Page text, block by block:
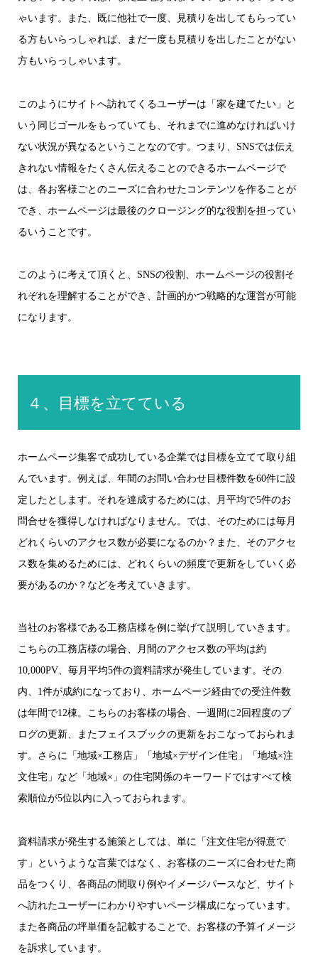
ゃいます。また、既に他社で一度、見積りを出してもらってい
る方もいらっしゃれば、まだ一度も見積りを出したことがない
方もいらっしゃいます。
このようにサイトへ訪れてくるユーザーは「家を建てたい」と
いう同じゴールをもっていても、それまでに進めなければいけ
ない状況が異なるということなのです。つまり、SNSでは伝え
きれない情報をたくさん伝えることのできるホームページで
は、各お客様ごとのニーズに合わせたコンテンツを作ることが
でき、ホームページは最後のクロージング的な役割を担ってい
るいうことです。
このように考えて頂くと、SNSの役割、ホームページの役割そ
れぞれを理解することができ、計画的かつ戦略的な運営が可能
になります。
４、目標を立てている
ホームページ集客で成功している企業では目標を立てて取り組
んでいます。例えば、年間のお問い合わせ目標件数を60件に設
定したとします。それを達成するためには、月平均で5件のお
問合せを獲得しなければなりません。では、そのためには毎月
どれくらいのアクセス数が必要になるのか？また、そのアクセ
ス数を集めるためには、どれくらいの頻度で更新をしていく必
要があるのか？などを考えていきます。
当社のお客様である工務店様を例に挙げて説明していきます。
こちらの工務店様の場合、月間のアクセス数の平均は約
10,000PV、毎月平均5件の資料請求が発生しています。その
内、1件が成約になっており、ホームページ経由での受注件数
は年間で12棟。こちらのお客様の場合、一週間に2回程度のブ
ログの更新、またフェイスブックの更新をおこなっておられま
す。さらに「地域×工務店」「地域×デザイン住宅」「地域×注
文住宅」など「地域×」の住宅関係のキーワードではすべて検
索順位が5位以内に入っておられます。
資料請求が発生する施策としては、単に「注文住宅が得意で
す」というような言葉ではなく、お客様のニーズに合わせた商
品をつくり、各商品の間取り例やイメージパースなど、サイト
へ訪れたユーザーにわかりやすいページ構成になっています。
また各商品の坪単価を記載することで、お客様の予算イメージ
を訴求しています。